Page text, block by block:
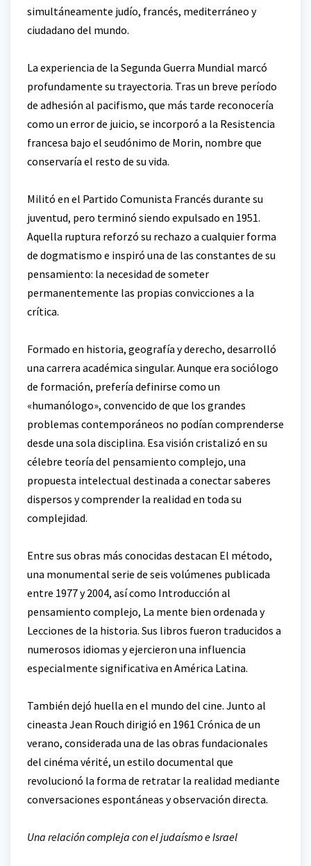
simultáneamente judío, francés, mediterráneo y
ciudadano del mundo.
La experiencia de la Segunda Guerra Mundial marcó
profundamente su trayectoria. Tras un breve período
de adhesión al pacifismo, que más tarde reconocería
como un error de juicio, se incorporó a la Resistencia
francesa bajo el seudónimo de Morin, nombre que
conservaría el resto de su vida.
Militó en el Partido Comunista Francés durante su
juventud, pero terminó siendo expulsado en 1951.
Aquella ruptura reforzó su rechazo a cualquier forma
de dogmatismo e inspiró una de las constantes de su
pensamiento: la necesidad de someter
permanentemente las propias convicciones a la
crítica.
Formado en historia, geografía y derecho, desarrolló
una carrera académica singular. Aunque era sociólogo
de formación, prefería definirse como un
«humanólogo», convencido de que los grandes
problemas contemporáneos no podían comprenderse
desde una sola disciplina. Esa visión cristalizó en su
célebre teoría del pensamiento complejo, una
propuesta intelectual destinada a conectar saberes
dispersos y comprender la realidad en toda su
complejidad.
Entre sus obras más conocidas destacan El método,
una monumental serie de seis volúmenes publicada
entre 1977 y 2004, así como Introducción al
pensamiento complejo, La mente bien ordenada y
Lecciones de la historia. Sus libros fueron traducidos a
numerosos idiomas y ejercieron una influencia
especialmente significativa en América Latina.
También dejó huella en el mundo del cine. Junto al
cineasta Jean Rouch dirigió en 1961 Crónica de un
verano, considerada una de las obras fundacionales
del cinéma vérité, un estilo documental que
revolucionó la forma de retratar la realidad mediante
conversaciones espontáneas y observación directa.
Una relación compleja con el judaísmo e Israel